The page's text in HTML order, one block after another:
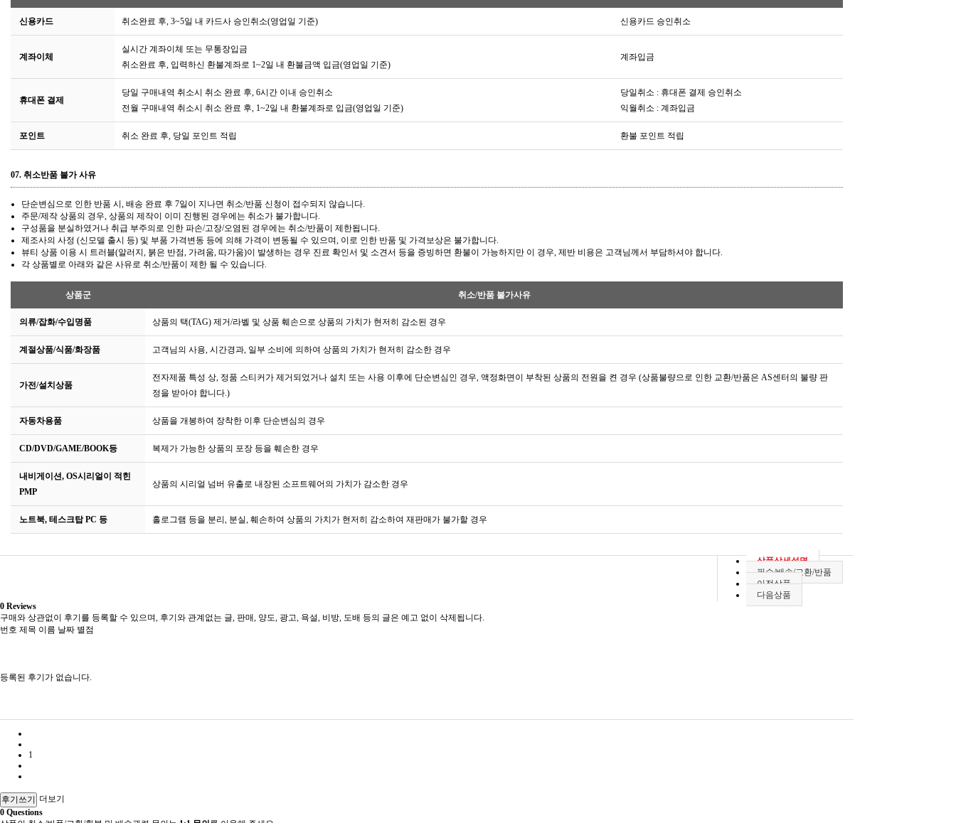
신용카드 취소완료 후, 3~5일 내 카드사 승인취소(영업일 기준) 신용카드 승인취소
계좌이체
실시간 계좌이체 또는 무통장입금
취소완료 후, 입력하신 환불계좌로 1~2일 내 환불금액 입금(영업일 기준)
계좌입금
휴대폰 결제
당일 구매내역 취소시 취소 완료 후, 6시간 이내 승인취소
전월 구매내역 취소시 취소 완료 후, 1~2일 내 환불계좌로 입금(영업일 기준)
당일취소 : 휴대폰 결제 승인취소
익월취소 : 계좌입금
포인트 취소 완료 후, 당일 포인트 적립 환불 포인트 적립
07. 취소반품 불가 사유
단순변심으로 인한 반품 시, 배송 완료 후 7일이 지나면 취소/반품 신청이 접수되지 않습니다.
주문/제작 상품의 경우, 상품의 제작이 이미 진행된 경우에는 취소가 불가합니다.
구성품을 분실하였거나 취급 부주의로 인한 파손/고장/오염된 경우에는 취소/반품이 제한됩니다.
제조사의 사정 (신모델 출시 등) 및 부품 가격변동 등에 의해 가격이 변동될 수 있으며, 이로 인한 반품 및 가격보상은 불가합니다.
뷰티 상품 이용 시 트러블(알러지, 붉은 반점, 가려움, 따가움)이 발생하는 경우 진료 확인서 및 소견서 등을 증빙하면 환불이 가능하지만 이 경우, 제반 비용은 고객님께서 부담하셔야 합니다.
각 상품별로 아래와 같은 사유로 취소/반품이 제한 될 수 있습니다.
상품군 취소/반품 불가사유
의류/잡화/수입명품 상품의 택(TAG) 제거/라벨 및 상품 훼손으로 상품의 가치가 현저히 감소된 경우
계절상품/식품/화장품 고객님의 사용, 시간경과, 일부 소비에 의하여 상품의 가치가 현저히 감소한 경우
가전/설치상품
전자제품 특성 상, 정품 스티커가 제거되었거나 설치 또는 사용 이후에 단순변심인 경우, 액정화면이 부착된 상품의 전원을 켠 경우 (상품불량으로 인한 교환/반품은 AS센터의 불량 판
정을 받아야 합니다.)
자동차용품 상품을 개봉하여 장착한 이후 단순변심의 경우
CD/DVD/GAME/BOOK등 복제가 가능한 상품의 포장 등을 훼손한 경우
내비게이션, OS시리얼이 적힌
PMP
상품의 시리얼 넘버 유출로 내장된 소프트웨어의 가치가 감소한 경우
노트북, 테스크탑 PC 등 홀로그램 등을 분리, 분실, 훼손하여 상품의 가치가 현저히 감소하여 재판매가 불가할 경우
상품상세설명
필수/배송/교환/반품
이전상품
다음상품
0 Reviews
구매와 상관없이 후기를 등록할 수 있으며, 후기와 관계없는 글, 판매, 양도, 광고, 욕설, 비방, 도배 등의 글은 예고 없이 삭제됩니다.
번호 제목 이름 날짜 별점
등록된 후기가 없습니다.
1
후기쓰기 더보기
0 Questions